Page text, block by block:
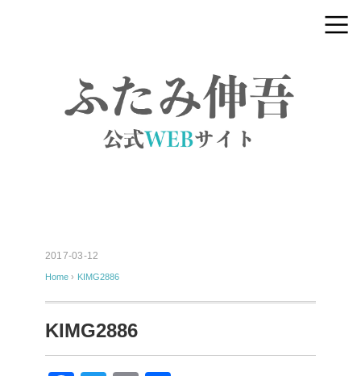
2017-03-12
Home › KIMG2886
KIMG2886